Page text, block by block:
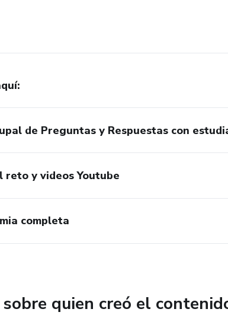
de Preguntas y Respuestas con
reto y videos Youtube
completa
quien creó el